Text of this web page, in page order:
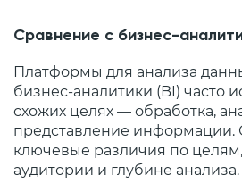
Сравнение с бизнес-
Платформы для анализа
бизнес-аналитики (BI) часто
схожих целях — обработка,
представление
ключевые различия по
аудитории и глубине анализа.